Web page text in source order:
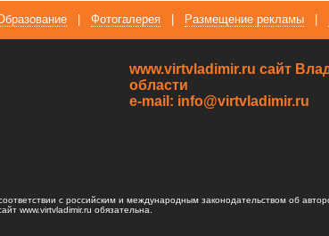
Фотогалерея Размещение рекламы
www.virtvladimir.ru cайт
области
e-mail: info@virtvladimir.ru
с российским и международным законодательством об
www.virtvladimir.ru обязательна.